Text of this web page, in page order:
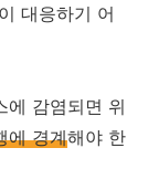
대응하기 어
에 감염되면 위
에 경계해야 한